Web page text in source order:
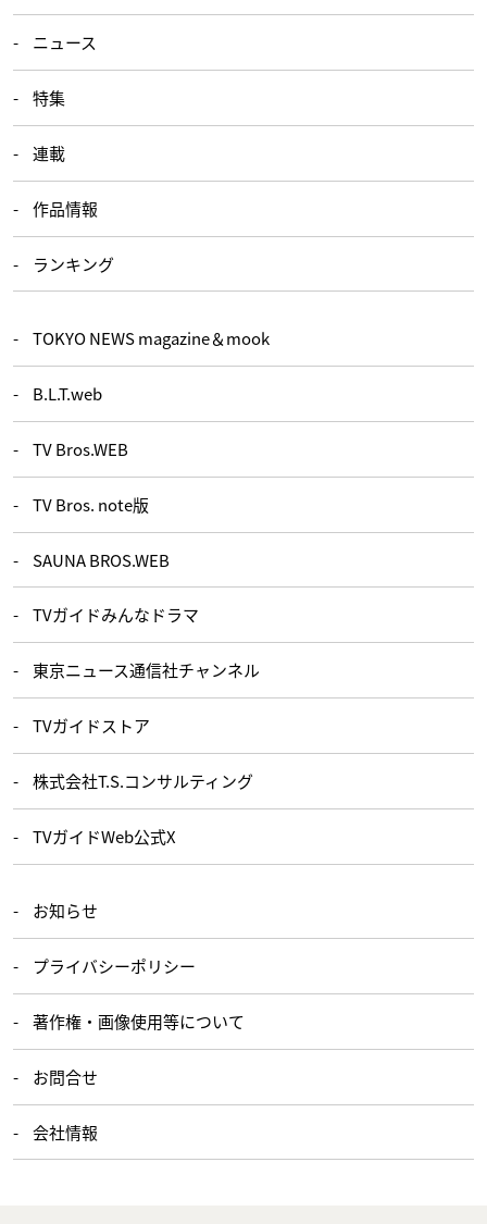
ニュース
特集
連載
作品情報
ランキング
TOKYO NEWS magazine＆mook
B.L.T.web
TV Bros.WEB
TV Bros. note版
SAUNA BROS.WEB
TVガイドみんなドラマ
東京ニュース通信社チャンネル
TVガイドストア
株式会社T.S.コンサルティング
TVガイドWeb公式X
お知らせ
プライバシーポリシー
著作権・画像使用等について
お問合せ
会社情報